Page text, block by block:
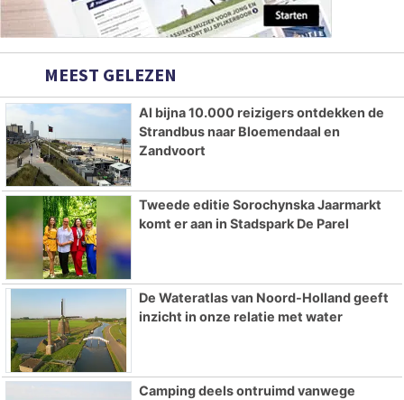
MEEST GELEZEN
Al bijna 10.000 reizigers ontdekken de
Strandbus naar Bloemendaal en
Zandvoort
Tweede editie Sorochynska Jaarmarkt
komt er aan in Stadspark De Parel
De Wateratlas van Noord-Holland geeft
inzicht in onze relatie met water
Camping deels ontruimd vanwege